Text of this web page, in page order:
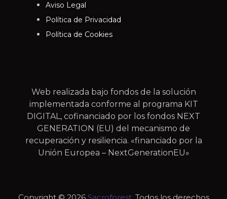
Aviso Legal
Política de Privacidad
Política de Cookies
Web realizada bajo fondos de la solución
implementada conforme al programa KIT
DIGITAL, cofinanciado por los fondos NEXT
GENERATION (EU) del mecanismo de
recuperación y resiliencia. «financiado por la
Unión Europea – NextGenerationEU»